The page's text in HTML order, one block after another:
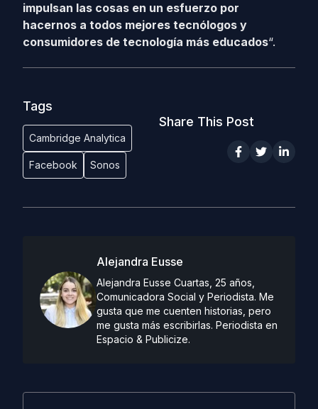
impulsan las cosas en un esfuerzo por
hacernos a todos mejores tecnólogos y
consumidores de tecnología más educados“.
Tags
Cambridge Analytica
Facebook Sonos
Share This Post
Alejandra Eusse
Alejandra Eusse Cuartas, 25 años,
Comunicadora Social y Periodista. Me
gusta que me cuenten historias, pero
me gusta más escribirlas. Periodista en
Espacio & Publicize.